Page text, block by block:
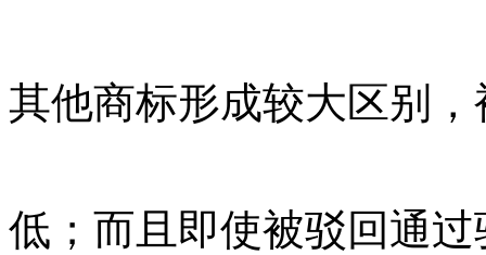
其他商标形成较大区别
低；而且即使被驳回通